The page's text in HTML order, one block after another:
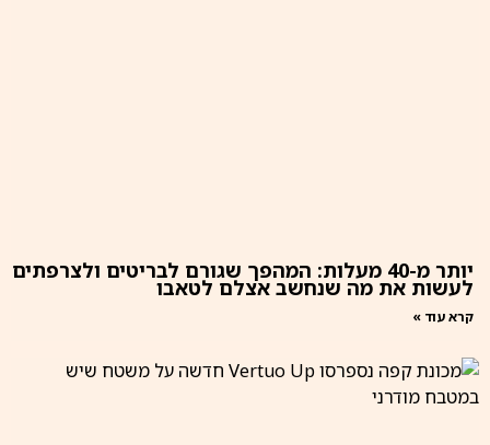
יותר מ-40 מעלות: המהפך שגורם לבריטים ולצרפתים
לעשות את מה שנחשב אצלם לטאבו
קרא עוד »